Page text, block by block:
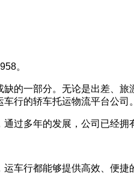
。
的一部分。无论是出差、
行的轿车托运物流平台公司。
过多年的发展，公司已经
车行都能够提供高效、便